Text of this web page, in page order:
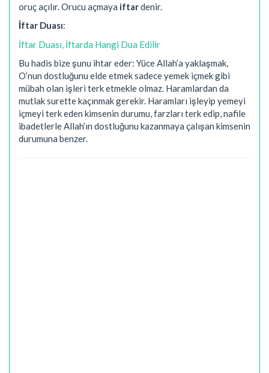
oruç açılır. Orucu açmaya iftardenir.
İftar Duası:
İftar Duası, İftarda Hangi Dua Edilir
Bu hadis bize şunu ihtar eder: Yüce Allah’a yaklaşmak,
O’nun dostluğunu elde etmek sadece yemek içmek gibi
mübah olan işleri terk etmekle olmaz. Haramlardan da
mutlak surette kaçınmak gerekir. Haramları işleyip yemeyi
içmeyi terk eden kimsenin durumu, farzları terk edip, nafile
ibadetlerle Allah’ın dostluğunu kazanmaya çalışan kimsenin
durumuna benzer.